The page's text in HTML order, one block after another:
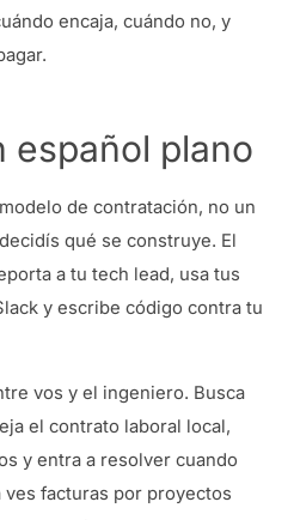
encaja, cuándo no, y
español plano
de contratación, no un
qué se construye. El
a tu tech lead, usa tus
y escribe código contra tu
vos y el ingeniero. Busca
el contrato laboral local,
y entra a resolver cuando
facturas por proyectos